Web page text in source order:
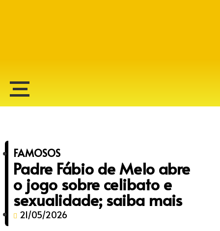
FAMOSOS
Padre Fábio de Melo abre
o jogo sobre celibato e
sexualidade; saiba mais
21/05/2026